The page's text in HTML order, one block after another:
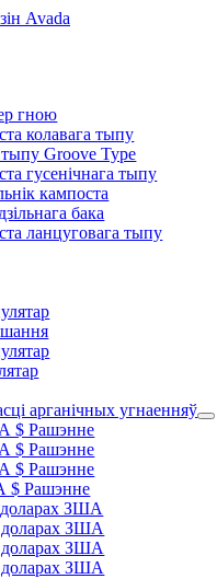
гною
колавага тыпу
Groove Type
гусенічнага тыпу
кампоста
бака
ланцуговага тыпу
арганічных угнаенняў
$ Рашэнне
$ Рашэнне
$ Рашэнне
$ Рашэнне
ЗША
доларах ЗША
доларах ЗША
ЗША